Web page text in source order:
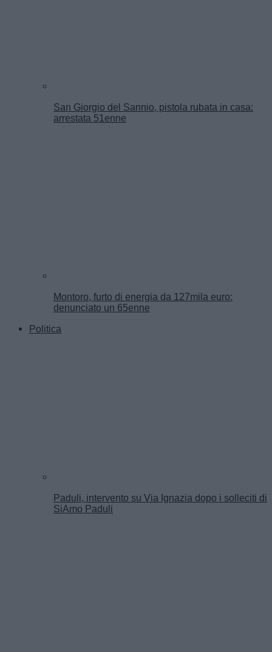
San Giorgio del Sannio, pistola rubata in casa:
arrestata 51enne
Montoro, furto di energia da 127mila euro:
denunciato un 65enne
Politica
Paduli, intervento su Via Ignazia dopo i solleciti di
SiAmo Paduli